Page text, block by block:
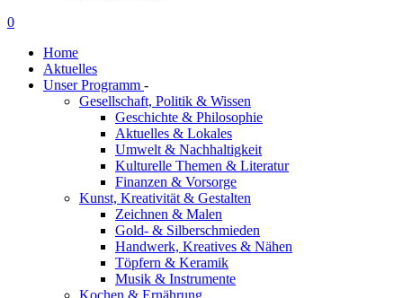
0
Home
Aktuelles
Unser Programm -
Gesellschaft, Politik & Wissen
Geschichte & Philosophie
Aktuelles & Lokales
Umwelt & Nachhaltigkeit
Kulturelle Themen & Literatur
Finanzen & Vorsorge
Kunst, Kreativität & Gestalten
Zeichnen & Malen
Gold- & Silberschmieden
Handwerk, Kreatives & Nähen
Töpfern & Keramik
Musik & Instrumente
Kochen & Ernährung